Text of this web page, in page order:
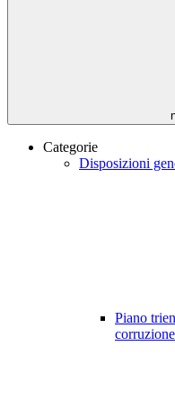
Categorie
Disposizioni
Piano